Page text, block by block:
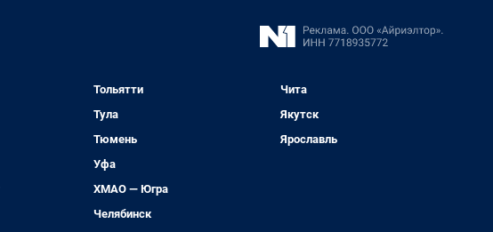
Тольятти
Тула
Тюмень
Уфа
ХМАО — Югра
Челябинск
Чита
Якутск
Ярославль